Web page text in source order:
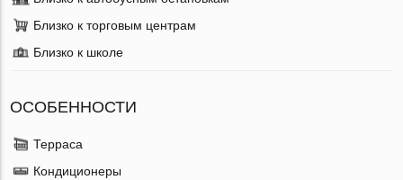
Близко к торговым центрам
Близко к школе
ОСОБЕННОСТИ
Терраса
Кондиционеры